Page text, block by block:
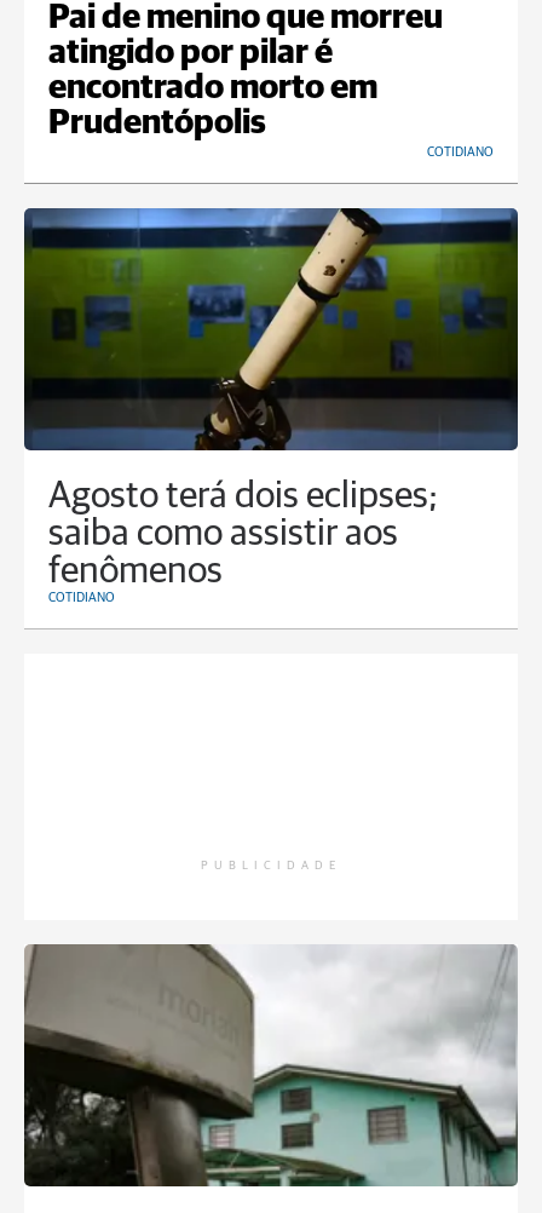
Pai de menino que morreu
atingido por pilar é
encontrado morto em
Prudentópolis
COTIDIANO
Agosto terá dois eclipses;
saiba como assistir aos
fenômenos
COTIDIANO
PUBLICIDADE